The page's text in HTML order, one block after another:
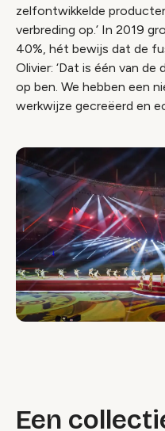
zelfontwikkelde
verbreding op.’ In 2019
40%, hét bewijs dat de
Olivier: ‘Dat is één van
op ben. We hebben een
werkwijze gecreëerd en
Een